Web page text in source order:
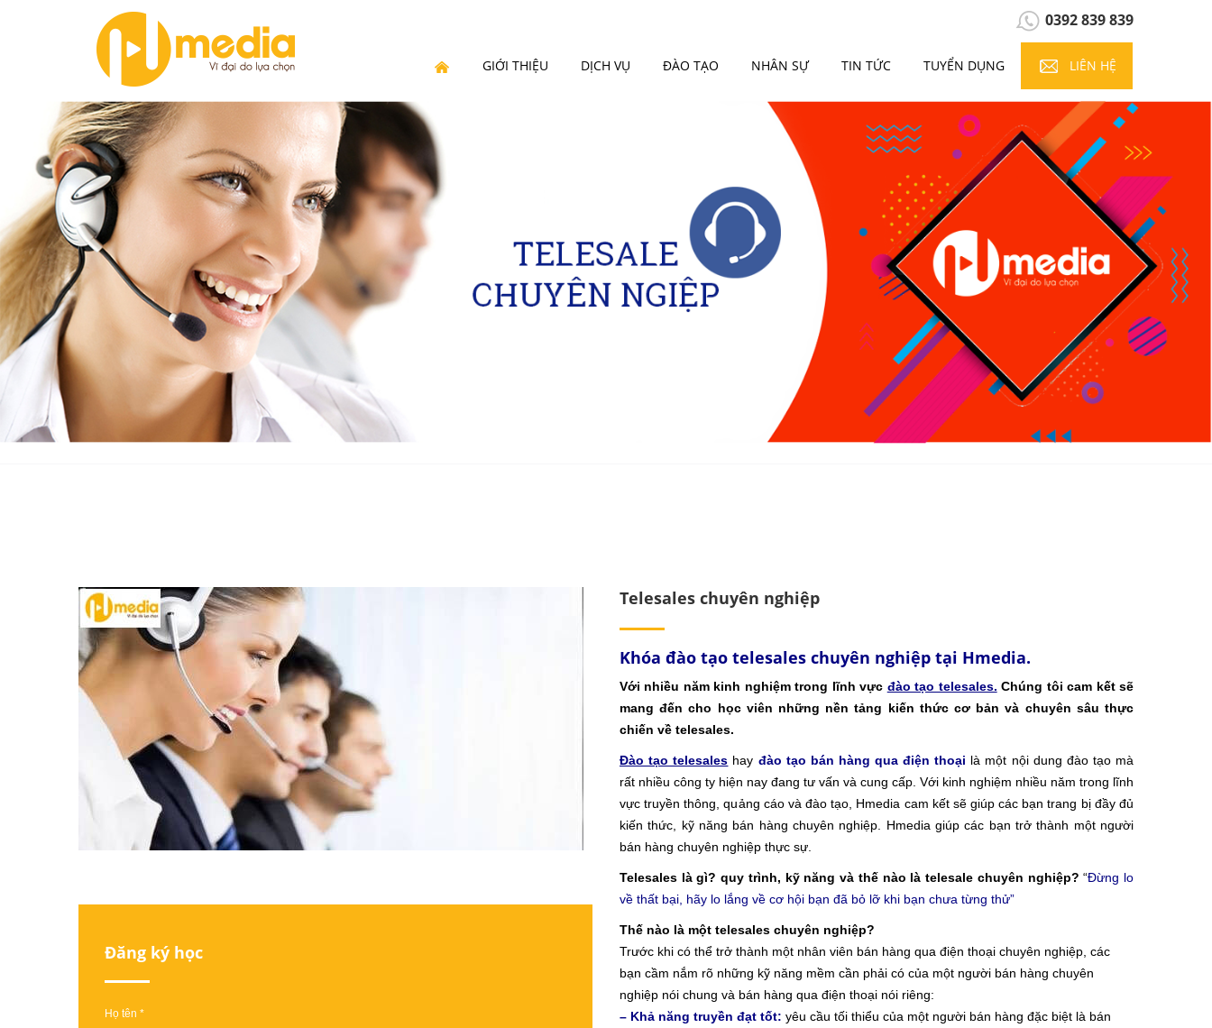
0392 839 839
GIỚI THIỆU DỊCH VỤ ĐÀO TẠO NHÂN SỰ TIN TỨC TUYỂN DỤNG LIÊN HỆ
Đăng ký học
Họ tên *
Telesales chuyên nghiệp
Khóa đào tạo telesales chuyên nghiệp tại Hmedia.
Với nhiều năm kinh nghiệm trong lĩnh vực đào tạo telesales. Chúng tôi cam kết sẽ
mang đến cho học viên những nền tảng kiến thức cơ bản và chuyên sâu thực
chiến về telesales.
Đào tạo telesales hay đào tạo bán hàng qua điện thoại là một nội dung đào tạo mà
rất nhiều công ty hiện nay đang tư vấn và cung cấp. Với kinh nghiệm nhiều năm trong lĩnh
vực truyền thông, quảng cáo và đào tạo, Hmedia cam kết sẽ giúp các bạn trang bị đầy đủ
kiến thức, kỹ năng bán hàng chuyên nghiệp. Hmedia giúp các bạn trở thành một người
bán hàng chuyên nghiệp thực sự.
Telesales là gì? quy trình, kỹ năng và thế nào là telesale chuyên nghiệp? “Đừng lo
về thất bại, hãy lo lắng về cơ hội bạn đã bỏ lỡ khi bạn chưa từng thử”
Thế nào là một telesales chuyên nghiệp?
Trước khi có thể trở thành một nhân viên bán hàng qua điện thoại chuyên nghiệp, các
bạn cầm nắm rõ những kỹ năng mềm cần phải có của một người bán hàng chuyên
nghiệp nói chung và bán hàng qua điện thoại nói riêng:
– Khả năng truyền đạt tốt: yêu cầu tối thiểu của một người bán hàng đặc biệt là bán